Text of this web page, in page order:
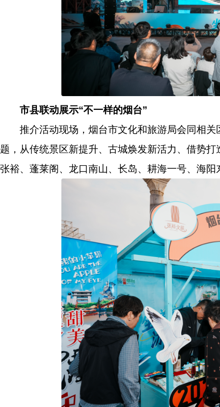
市县联动展示“不一样的烟台”
推介活动现场，烟台市文化和旅游局会同相
题，从传统景区新提升、古城焕发新活力、借势
张裕、蓬莱阁、龙口南山、长岛、耕海一号、海